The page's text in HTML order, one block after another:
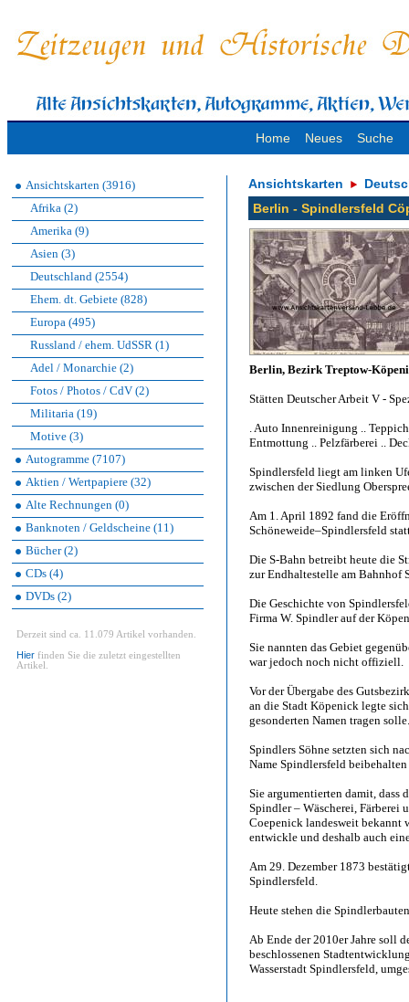
Home Neues Suche
Ansichtskarten (3916)
Afrika (2)
Amerika (9)
Asien (3)
Deutschland (2554)
Ehem. dt. Gebiete (828)
Europa (495)
Russland / ehem. UdSSR (1)
Adel / Monarchie (2)
Fotos / Photos / CdV (2)
Militaria (19)
Motive (3)
Autogramme (7107)
Aktien / Wertpapiere (32)
Alte Rechnungen (0)
Banknoten / Geldscheine (11)
Bücher (2)
CDs (4)
DVDs (2)
Derzeit sind ca. 11.079 Artikel vorhanden.
Hier finden Sie die zuletzt eingestellten
Artikel.
Ansichtskarten
Berlin - Spindlersfeld
Berlin, Bezirk Treptow-
Stätten Deutscher Arbeit V -
. Auto Innenreinigung ..
Entmottung .. Pelzfärberei ..
Spindlersfeld liegt am linken
zwischen der Siedlung
Am 1. April 1892 fand die
Schöneweide–Spindlersfeld
Die S-Bahn betreibt heute die
zur Endhaltestelle am Bahnhof
Die Geschichte von
Firma W. Spindler auf der
Sie nannten das Gebiet
war jedoch noch nicht offiziell.
Vor der Übergabe des
an die Stadt Köpenick legte
gesonderten Namen tragen solle.
Spindlers Söhne setzten sich
Name Spindlersfeld
Sie argumentierten damit, dass
Spindler – Wäscherei, Färberei
Coepenick landesweit bekannt
entwickle und deshalb auch
Am 29. Dezember 1873
Spindlersfeld.
Heute stehen die
Ab Ende der 2010er Jahre soll
beschlossenen
Wasserstadt Spindlersfeld,